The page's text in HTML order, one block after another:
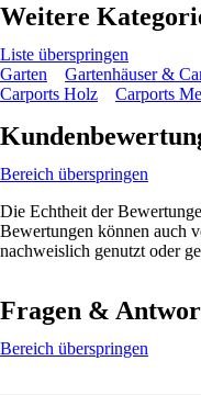
Weitere
Liste überspringen
Garten
Gartenhäuser &
Carports Holz
Carports
Bereich überspringen
Die Echtheit der
Bewertungen können auch
nachweislich genutzt oder
Fragen &
Bereich überspringen